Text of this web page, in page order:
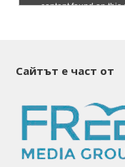
Сайтът е част от